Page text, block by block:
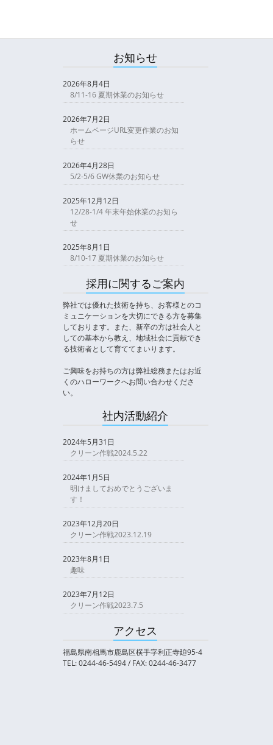
お知らせ
2026年8月4日
8/11-16 夏期休業のお知らせ
2026年7月2日
ホームページURL変更作業のお知
らせ
2026年4月28日
5/2-5/6 GW休業のお知らせ
2025年12月12日
12/28-1/4 年末年始休業のお知ら
せ
2025年8月1日
8/10-17 夏期休業のお知らせ
採用に関するご案内
弊社では優れた技術を持ち、お客様とのコ
ミュニケーションを大切にできる方を募集
しております。また、新卒の方は社会人と
しての基本から教え、地域社会に貢献でき
る技術者として育ててまいります。
ご興味をお持ちの方は弊社総務またはお近
くのハローワークへお問い合わせくださ
い。
社内活動紹介
2024年5月31日
クリーン作戦2024.5.22
2024年1月5日
明けましておめでとうございま
す！
2023年12月20日
クリーン作戦2023.12.19
2023年8月1日
趣味
2023年7月12日
クリーン作戦2023.7.5
アクセス
福島県南相馬市鹿島区横手字利正寺廹95-4
TEL: 0244-46-5494 / FAX: 0244-46-3477